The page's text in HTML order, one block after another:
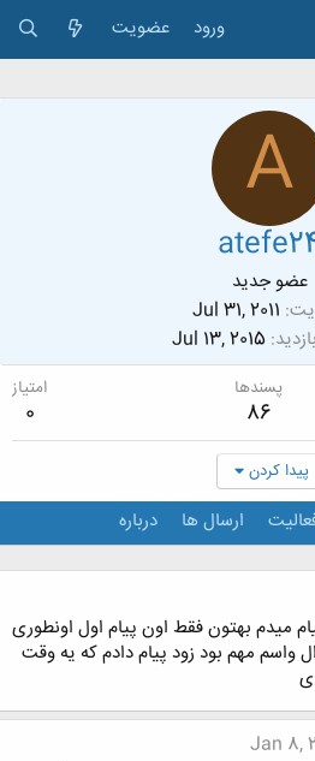
ورود عضویت
A
عضو جدید
Jul 31, 2011
Jul 13, 2015
پسندها
86
امتیاز
0
پیدا کردن
ارسال ها درباره
میدم بهتون فقط اون پیام اول اونطوری
مهم بود زود پیام دادم که یه وقت
Jan 8,